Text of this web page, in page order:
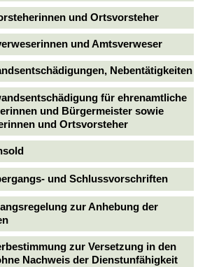
und Ortsvorsteher
und Amtsverweser
Nebentätigkeiten
für ehrenamtliche
und Bürgermeister sowie
und Ortsvorsteher
und Schlussvorschriften
zur Anhebung der
zur Versetzung in den
Nachweis der Dienstunfähigkeit